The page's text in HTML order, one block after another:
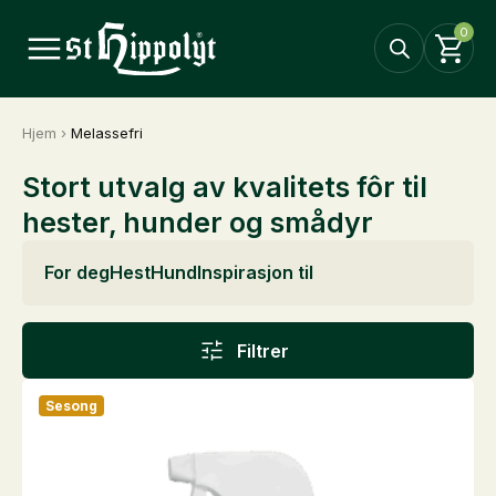
0
Hjem › Melassefri
Stort utvalg av kvalitets fôr til
hester, hunder og smådyr
For degHestHundInspirasjon til
Filtrer
Sesong